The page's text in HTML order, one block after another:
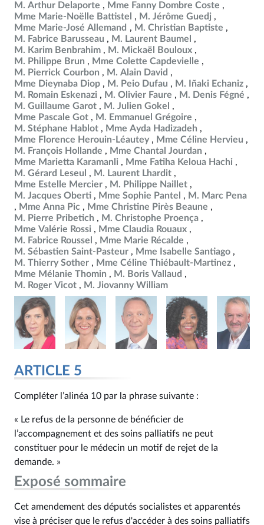
M. Arthur Delaporte
Mme Fanny Dombre Coste
Mme Marie-Noëlle Battistel
M. Jérôme Guedj
Mme Marie-José Allemand
M. Christian Baptiste
M. Fabrice Barusseau
M. Laurent Baumel
M. Karim Benbrahim
M. Mickaël Bouloux
M. Philippe Brun
Mme Colette Capdevielle
M. Pierrick Courbon
M. Alain David
Mme Dieynaba Diop
M. Peio Dufau
M. Iñaki Echaniz
M. Romain Eskenazi
M. Olivier Faure
M. Denis Fégné
M. Guillaume Garot
M. Julien Gokel
Mme Pascale Got
M. Emmanuel Grégoire
M. Stéphane Hablot
Mme Ayda Hadizadeh
Mme Florence Herouin-Léautey
Mme Céline Hervieu
M. François Hollande
Mme Chantal Jourdan
Mme Marietta Karamanli
Mme Fatiha Keloua Hachi
M. Gérard Leseul
M. Laurent Lhardit
Mme Estelle Mercier
M. Philippe Naillet
M. Jacques Oberti
Mme Sophie Pantel
M. Marc Pena
Mme Anna Pic
Mme Christine Pirès Beaune
M. Pierre Pribetich
M. Christophe Proença
Mme Valérie Rossi
Mme Claudia Rouaux
M. Fabrice Roussel
Mme Marie Récalde
M. Sébastien Saint-Pasteur
Mme Isabelle Santiago
M. Thierry Sother
Mme Céline Thiébault-Martinez
Mme Mélanie Thomin
M. Boris Vallaud
M. Roger Vicot
M. Jiovanny William
ARTICLE 5
Compléter l’alinéa 10 par la phrase suivante :
« Le refus de la personne de bénéficier de
l’accompagnement et des soins palliatifs ne peut
constituer pour le médecin un motif de rejet de la
demande. »
Exposé sommaire
Cet amendement des députés socialistes et apparentés
vise à préciser que le refus d'accéder à des soins palliatifs